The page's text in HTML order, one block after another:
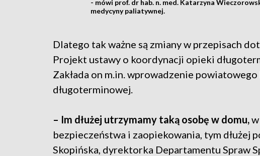
- mówi prof. dr hab. n. med. Katarzyna
medycyny paliatywnej.
Dlatego tak ważne są zmiany w przepisach
Projekt ustawy o koordynacji opieki
Zakłada on m.in. wprowadzenie
długoterminowej.
– Im dłużej utrzymamy taką osobę w domu,
bezpieczeństwa i zaopiekowania, tym dłużej
Skopińska, dyrektorka Departamentu Spraw